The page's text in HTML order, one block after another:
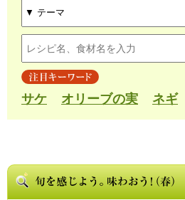
サケ オリーブの実 ネギ